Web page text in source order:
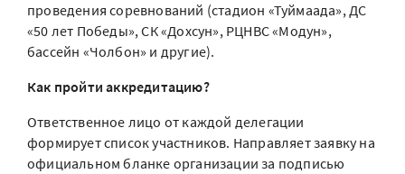
проведения соревнований (стадион «Туймаада», ДС
«50 лет Победы», СК «Дохсун», РЦНВС «Модун»,
бассейн «Чолбон» и другие).
Как пройти аккредитацию?
Ответственное лицо от каждой делегации
формирует список участников. Направляет заявку на
официальном бланке организации за подписью